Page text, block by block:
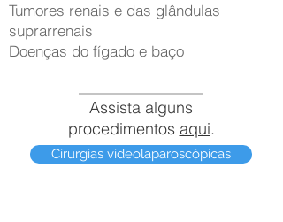
Tumores renais e das glândulas
suprarrenais
Doenças do fígado e baço
Assista alguns
procedimentos aqui.
Cirurgias videolaparoscópicas